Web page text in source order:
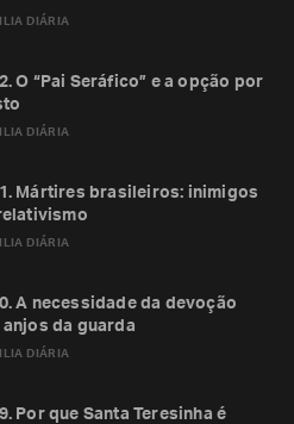
DIÁRIA
DIÁRIA
O “Pai Seráfico” e a opção por
DIÁRIA
Mártires brasileiros: inimigos
DIÁRIA
A necessidade da devoção
anjos da guarda
Por que Santa Teresinha é